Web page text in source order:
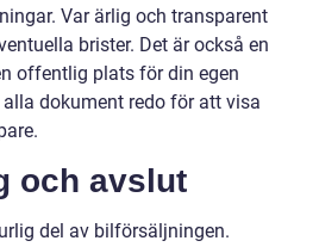
Var ärlig och transparent
brister. Det är också en
offentlig plats för din egen
dokument redo för att visa
och avslut
del av bilförsäljningen.